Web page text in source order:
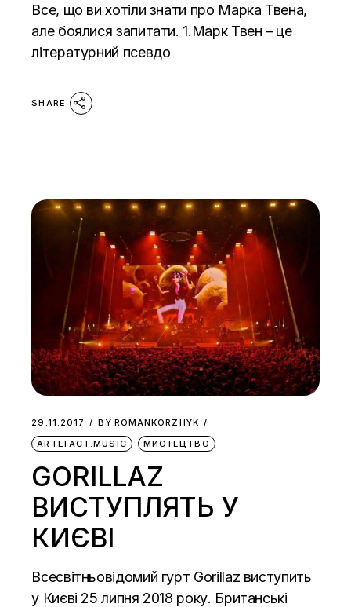
Все, що ви хотіли знати про Марка Твена,
але боялися запитати. 1.Марк Твен – це
літературний псевдо
SHARE
29.11.2017 BY ROMANKORZHYK
ARTEFACT.MUSIC
МИСТЕЦТВО
GORILLAZ
ВИСТУПЛЯТЬ У
КИЄВІ
Всесвітньовідомий гурт Gorillaz виступить
у Києві 25 липня 2018 року. Британські